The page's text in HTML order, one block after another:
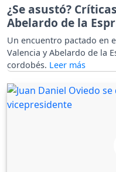
¿Se asustó?
Abelardo de la
Un encuentro pactado en
Valencia y Abelardo de la
cordobés.